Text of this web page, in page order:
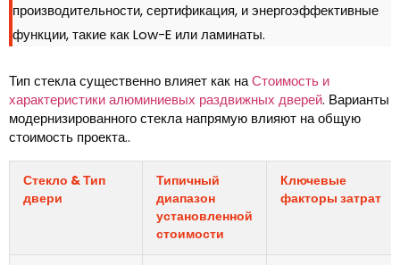
производительности, сертификация, и энергоэффективные
функции, такие как Low-E или ламинаты.
Тип стекла существенно влияет как наСтоимость и
характеристики алюминиевых раздвижных дверей. Варианты
модернизированного стекла напрямую влияют на общую
стоимость проекта..
Стекло & Тип
двери
Типичный
диапазон
установленной
стоимости
Ключевые
факторы затрат